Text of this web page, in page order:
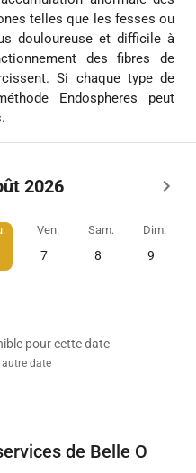
telles que les fesses ou
douloureuse et difficile à
des fibres de
Si chaque type de
Endospheres peut
2026
Ven.
7
Sam.
8
Dim.
9
pour cette date
autre date
de Belle O